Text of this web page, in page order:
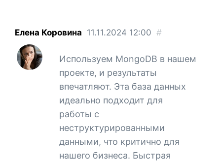
Елена Коровина 11.11.2024 12:00 #
Используем MongoDB в нашем
проекте, и результаты
впечатляют. Эта база данных
идеально подходит для
работы с
неструктурированными
данными, что критично для
нашего бизнеса. Быстрая